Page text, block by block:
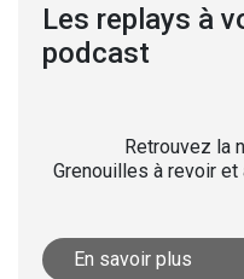
Les replays à
podcast
Retrouvez la
Grenouilles à revoir
En savoir plus